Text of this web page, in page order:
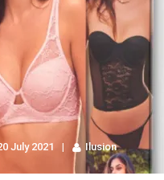
July 2021 Ilusion